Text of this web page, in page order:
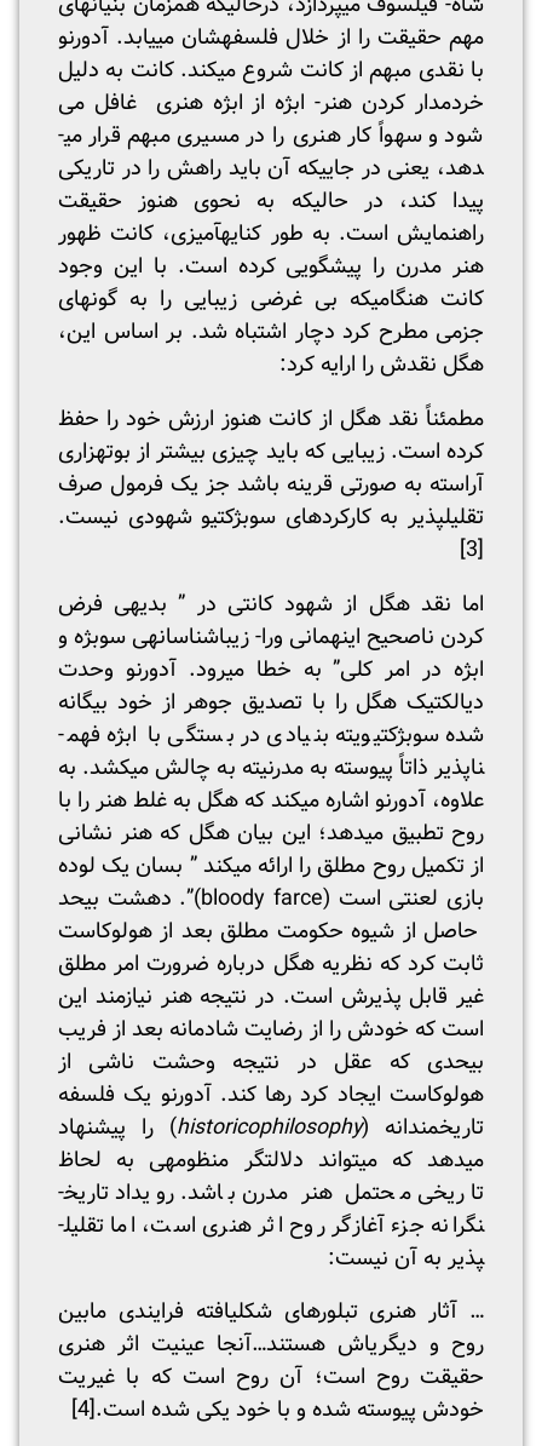
مهم حقیقت را از خلال فلسفه­شان می­یابد. آدورنو
با نقدی مبهم از کانت شروع می­کند. کانت به دلیل
خردمدار کردن هنر- ابژه از ابژه هنری غافل می
شود و سهواً کار هنری را در مسیری مبهم قرار می­
دهد، یعنی در جایی­که آن باید راهش را در تاریکی
پیدا کند، در حالیکه به نحوی هنوز حقیقت
راهنمایش است. به طور کنایه­آمیزی، کانت ظهور
هنر مدرن را پیشگویی کرده است. با این وجود
کانت هنگامی­که بی غرضی زیبایی را به گونه­ای
جزمی مطرح کرد دچار اشتباه شد. بر اساس این،
هگل نقد­ش را ارایه کرد:
مطمئناً نقد هگل از کانت هنوز ارزش خود را حفظ
کرده است. زیبایی که باید چیزی بیشتر از بوته­زاری
آراسته به صورتی قرینه باشد جز یک فرمول صرف
تقلیل­پذیر به کارکرد­­های سوبژکتیو شهودی نیست.
[3]
اما نقد هگل از شهود کانتی در ” بدیهی فرض
کردن ناصحیح این­همانی ورا- زیباشناسانه­ی سوبژه و
ابژه در امر کلی” به خطا می­رود. آدورنو وحدت
دیالکتیک هگل را با تصدیق جوهر از خود بیگانه
شده سوبژکتیویته بنیادی در بستگی با ابژه فهم­
ناپذیر ذاتاً پیوسته به مدرنیته به چالش می­کشد. به
علاوه، آدورنو اشاره می­کند که هگل به غلط هنر را با
روح تطبیق می­دهد؛ این بیان هگل که هنر نشانی
از تکمیل روح مطلق را ارائه می­کند ” بسان یک لوده
بازی لعنتی است (bloody farce)”. دهشت بی­حد
حاصل از شیوه حکومت مطلق بعد از هولوکاست
ثابت کرد که نظریه هگل درباره ضرورت امر مطلق
غیر قابل پذیرش است. در نتیجه هنر نیازمند این
است که خودش را از رضایت شادمانه بعد از فریب
بی­حدی که عقل در نتیجه وحشت ناشی از
هولوکاست ایجاد کرد رها کند. آدورنو یک فلسفه
تاریخ­مندانه (historicophilosophy) را پیشنهاد
می­دهد که می­تواند دلالت­گر منظومه­ی به لحاظ
تاریخی محتمل هنر مدرن باشد. رویداد تاریخ­
نگرانه جزء آغازگر روح اثر هنری است، اما تقلیل­
پذیر به آن نیست:
… آثار هنری تبلور­های شکل­­یافته فرایندی مابین
روح و دیگری­اش هستند…آنجا عینیت اثر هنری
حقیقت روح است؛ آن روح است که با غیریت
خودش پیوسته شده و با خود یکی شده است.[4]